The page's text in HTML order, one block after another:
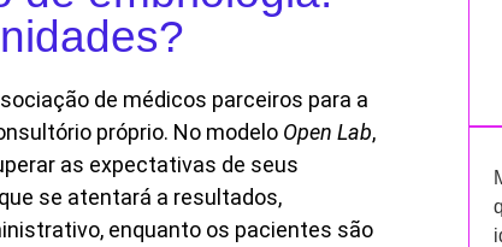
de médicos parceiros para a
próprio. No modelo Open Lab,
as expectativas de seus
se atentará a resultados,
enquanto os pacientes são